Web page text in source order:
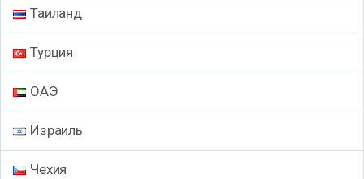
Таиланд
Турция
ОАЭ
Израиль
Чехия